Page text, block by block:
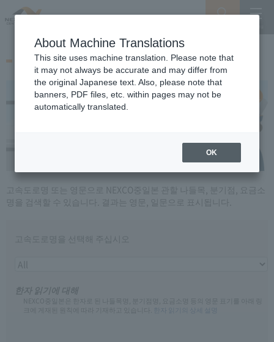
로마자 시설 명칭 검색
고속도로명 또는 영문으로 NEXCO중일본 관할 나들목, 분기점, 요금소
명을 검색할 수 있습니다. 결과는 영문, 일문으로 표시됩니다.
고속도로명을 선택해 주십시오
한자 읽기에 대해
NEXCO중일본은 한자로 된 나들목명, 분기점명, 요금소명 등의 영문 표기를 아래 링
크에 게재된 원칙에 따라 기재하고 있습니다.
한자 읽기의 상세 설명
About Machine Translations
This site uses machine translation. Please note that
it may not always be accurate and may differ from
the original Japanese text. Also, please note that
banners, PDF files, etc. within pages may not be
automatically translated.
OK